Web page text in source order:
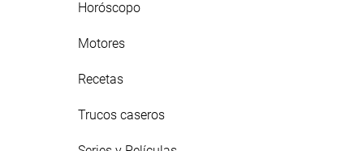
Horóscopo
Motores
Recetas
Trucos caseros